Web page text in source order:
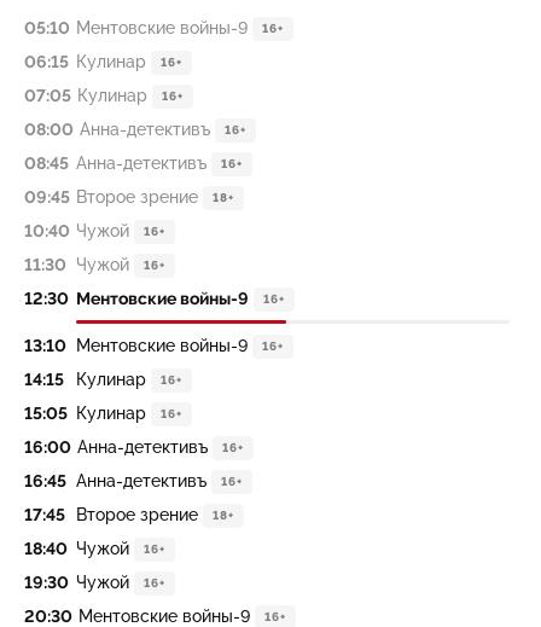
05:10 Ментовские войны-9 16+
06:15 Кулинар 16+
07:05 Кулинар 16+
08:00 Анна-детективъ 16+
08:45 Анна-детективъ 16+
09:45 Второе зрение 18+
10:40 Чужой 16+
11:30 Чужой 16+
12:30 Ментовские войны-9 16+
13:10 Ментовские войны-9 16+
14:15 Кулинар 16+
15:05 Кулинар 16+
16:00 Анна-детективъ 16+
16:45 Анна-детективъ 16+
17:45 Второе зрение 18+
18:40 Чужой 16+
19:30 Чужой 16+
20:30 Ментовские войны-9 16+